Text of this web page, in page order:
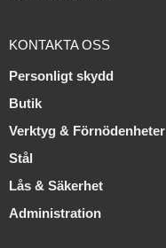
KONTAKTA OSS
Personligt skydd
Butik
Verktyg & Förnödenheter
Stål
Lås & Säkerhet
Administration